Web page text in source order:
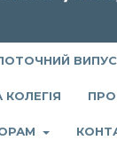
КОЛЕГІЯ